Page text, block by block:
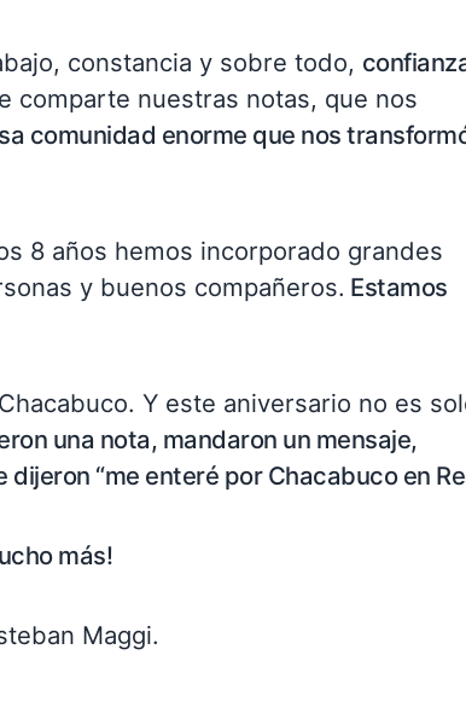
constancia y sobre todo,
comparte nuestras notas, que nos
comunidad enorme que nos
8 años hemos incorporado grandes
y buenos compañeros. Estamos
Y este aniversario no es
una nota, mandaron un mensaje,
“me enteré por Chacabuco en
más!
Maggi.